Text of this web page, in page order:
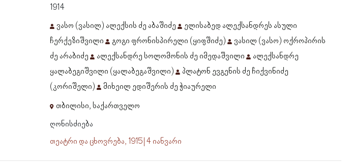
1914
ვასო (ვასილ) ალექსის ძე აბაშიძე
ელისაბედ ალექსანდრეს ასული
ჩერქეზიშვილი
გოგი ფრონისპირელი (ყიფშიძე)
ვასილ (ვასო) ოქროპირის
ძე არაბიძე
ალექსანდრე სოლომონის ძე იმედაშვილი
ალექსანდრე
ყალაბეგიშვილი (ყალაბეგაშვილი)
პლატონ ევგენის ძე ჩიქვინიძე
(კორიშელი)
მიხეილ ედიშერის ძე ჭიაურელი
თბილისი, საქართველო
ღონისძიება
თეატრი და ცხოვრება, 1915 | 4 იანვარი